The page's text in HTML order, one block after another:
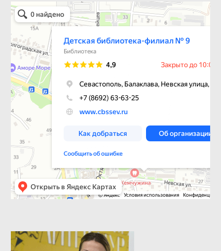
Детская библиотека-филиал № 9
Библиотека в Севастополе